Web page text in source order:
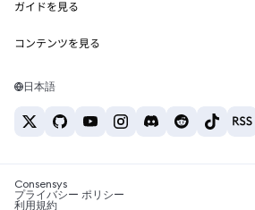
Snaps
Web3サービス
セキュリティ
サポート
キャリア
お問い合わせ
Solanaの価格
Tetherの価格
ETH→USD
USDT→INR
BTC→INR
ETH→USDT
ガイドを見る
ETHの購入
USDTの購入
SHIBの購入
コンテンツを見る
Solanaウォレット
税制関連ニュース
日本語
Consensys
プライバシー ポリシー
利用規約